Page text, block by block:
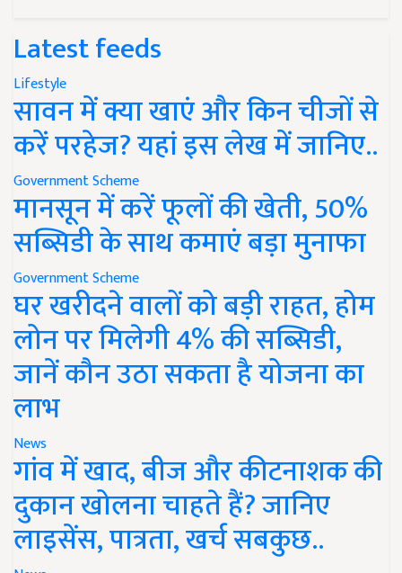
Latest feeds
Lifestyle
सावन में क्या खाएं और किन चीजों से
करें परहेज? यहां इस लेख में जानिए..
Government Scheme
मानसून में करें फूलों की खेती, 50%
सब्सिडी के साथ कमाएं बड़ा मुनाफा
Government Scheme
घर खरीदने वालों को बड़ी राहत, होम
लोन पर मिलेगी 4% की सब्सिडी,
जानें कौन उठा सकता है योजना का
लाभ
News
गांव में खाद, बीज और कीटनाशक की
दुकान खोलना चाहते हैं? जानिए
लाइसेंस, पात्रता, खर्च सबकुछ..